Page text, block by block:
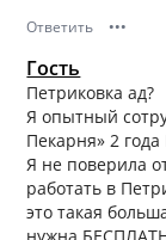
Ответить •••
Гость
Петриковка ад?
Я опытный
Пекарня» 2
Я не поверила
работать в
это такая